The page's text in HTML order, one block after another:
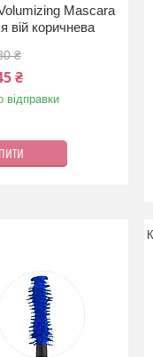
Mascara
вій коричнева
₴
₴
відправки